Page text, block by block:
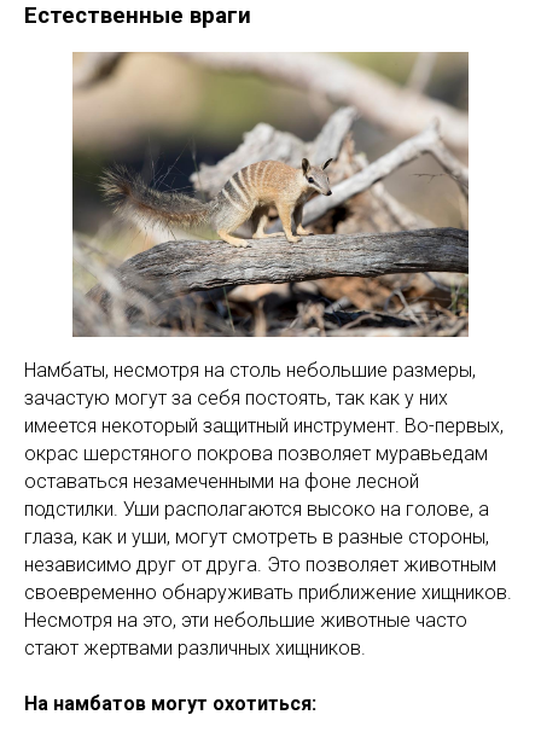
Естественные враги
Намбаты, несмотря на столь небольшие размеры,
зачастую могут за себя постоять, так как у них
имеется некоторый защитный инструмент. Во-первых,
окрас шерстяного покрова позволяет муравьедам
оставаться незамеченными на фоне лесной
подстилки. Уши располагаются высоко на голове, а
глаза, как и уши, могут смотреть в разные стороны,
независимо друг от друга. Это позволяет животным
своевременно обнаруживать приближение хищников.
Несмотря на это, эти небольшие животные часто
стают жертвами различных хищников.
На намбатов могут охотиться: